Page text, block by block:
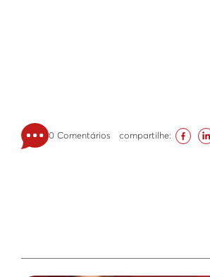
0 Comentários compartilhe: